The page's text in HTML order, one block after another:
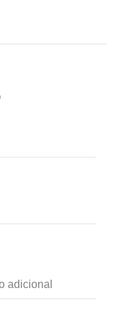
adicional